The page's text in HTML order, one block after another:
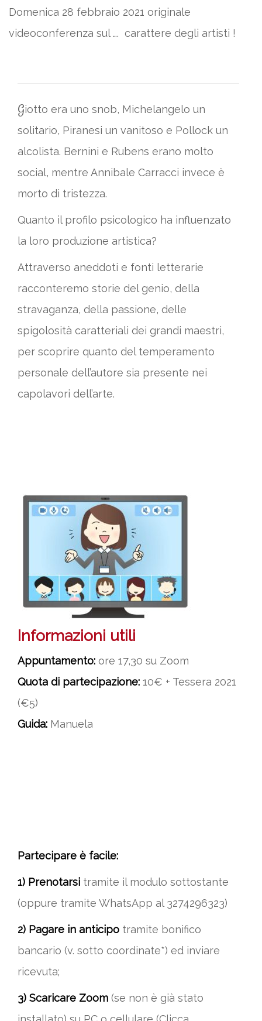
Domenica 28 febbraio 2021 originale
videoconferenza sul …. carattere degli artisti !
Giotto era uno snob, Michelangelo un
solitario, Piranesi un vanitoso e Pollock un
alcolista. Bernini e Rubens erano molto
social, mentre Annibale Carracci invece è
morto di tristezza.
Quanto il profilo psicologico ha influenzato
la loro produzione artistica?
Attraverso aneddoti e fonti letterarie
racconteremo storie del genio, della
stravaganza, della passione, delle
spigolosità caratteriali dei grandi maestri,
per scoprire quanto del temperamento
personale dell’autore sia presente nei
capolavori dell’arte.
Informazioni utili
Appuntamento: ore 17,30 su Zoom
Quota di partecipazione: 10€ + Tessera 2021
(€5)
Guida: Manuela
Partecipare è facile:
1) Prenotarsi tramite il modulo sottostante
(oppure tramite WhatsApp al 3274296323)
2) Pagare in anticipo tramite bonifico
bancario (v. sotto coordinate*) ed inviare
ricevuta;
3) Scaricare Zoom (se non è già stato